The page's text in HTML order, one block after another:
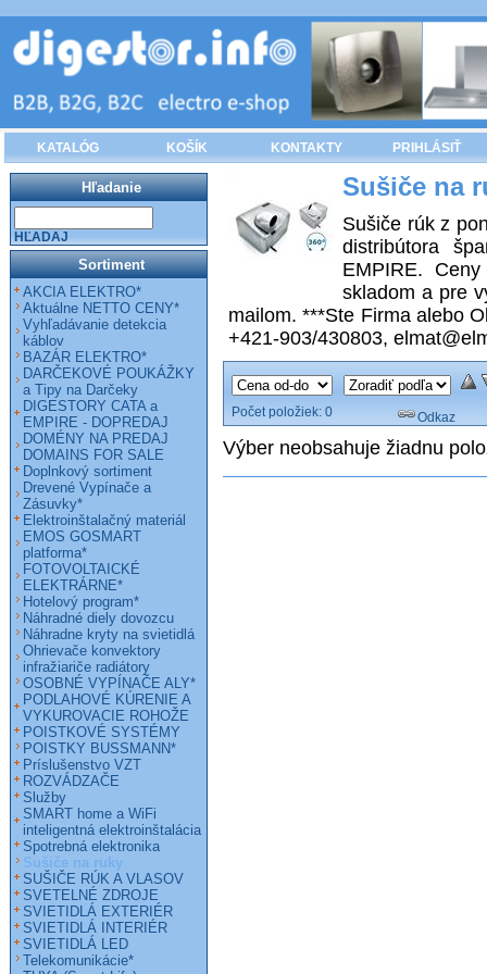
KATALÓG KOŠÍK KONTAKTY PRIHLÁSIŤ
Sušiče na
Sušiče rúk z
distribútora
EMPIRE.
skladom a pre
mailom. ***Ste Firma alebo
+421-903/430803,
Počet položiek: 0 Odkaz
Výber neobsahuje žiadnu
Hľadanie
HĽADAJ
Sortiment
AKCIA ELEKTRO*
Aktuálne NETTO CENY*
Vyhľadávanie detekcia
káblov
BAZÁR ELEKTRO*
DARČEKOVÉ POUKÁŽKY
a Tipy na Darčeky
DIGESTORY CATA a
EMPIRE - DOPREDAJ
DOMÉNY NA PREDAJ
DOMAINS FOR SALE
Doplnkový sortiment
Drevené Vypínače a
Zásuvky*
Elektroinštalačný materiál
EMOS GOSMART
platforma*
FOTOVOLTAICKÉ
ELEKTRÁRNE*
Hotelový program*
Náhradné diely dovozcu
Náhradne kryty na svietidlá
Ohrievače konvektory
infražiariče radiátory
OSOBNÉ VYPÍNAČE ALY*
PODLAHOVÉ KÚRENIE A
VYKUROVACIE ROHOŽE
POISTKOVÉ SYSTÉMY
POISTKY BUSSMANN*
Príslušenstvo VZT
ROZVÁDZAČE
Služby
SMART home a WiFi
inteligentná elektroinštalácia
Spotrebná elektronika
Sušiče na ruky
SUŠIČE RÚK A VLASOV
SVETELNÉ ZDROJE
SVIETIDLÁ EXTERIÉR
SVIETIDLÁ INTERIÉR
SVIETIDLÁ LED
Telekomunikácie*